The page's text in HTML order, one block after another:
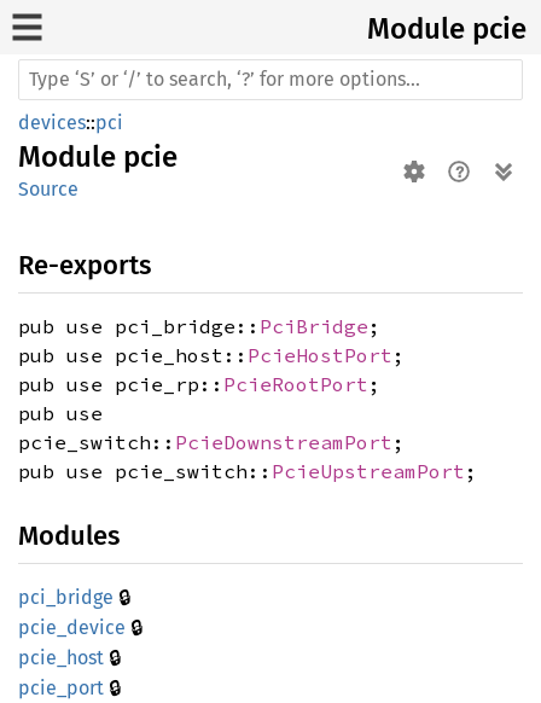
Module pcie
devices::pci
Module pcie
Source
Re-exports
pub use pci_bridge:: PciBridge ;
pub use pcie_host:: PcieHostPort ;
pub use pcie_rp:: PcieRootPort ;
pub use
pcie_switch:: PcieDownstreamPort ;
pub use pcie_switch:: PcieUpstreamPort ;
Modules
pci_ bridge 🔒
pcie_ device 🔒
pcie_ host 🔒
pcie_ port 🔒